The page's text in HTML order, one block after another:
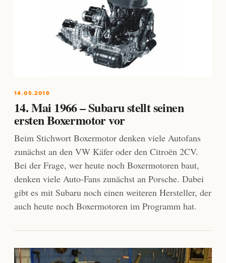
14.05.2016
14. Mai 1966 – Subaru stellt seinen
ersten Boxermotor vor
Beim Stichwort Boxermotor denken viele Autofans
zunächst an den VW Käfer oder den Citroën 2CV.
Bei der Frage, wer heute noch Boxermotoren baut,
denken viele Auto-Fans zunächst an Porsche. Dabei
gibt es mit Subaru noch einen weiteren Hersteller, der
auch heute noch Boxermotoren im Programm hat.